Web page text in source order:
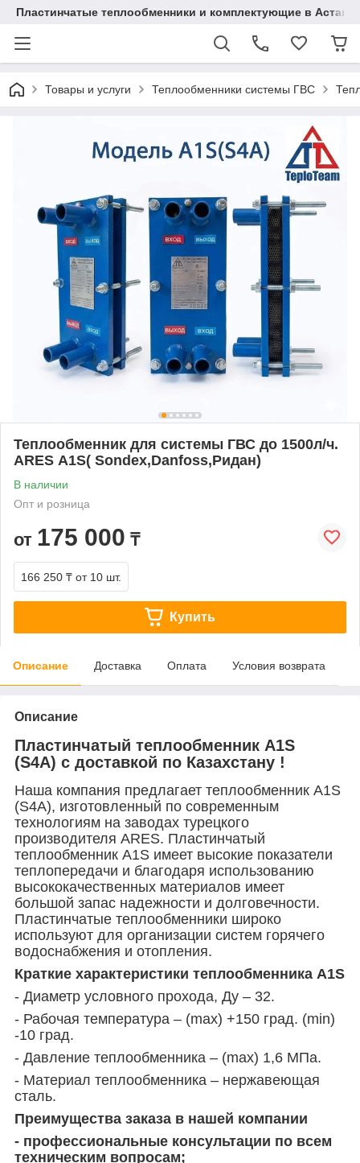
Пластинчатые теплообменники и комплектующие в Астане
Товары и услуги Теплообменники системы ГВС
Теплообменник для системы ГВС до 1500л/ч.
ARES А1S( Sondex,Danfoss,Ридан)
В наличии
Опт и розница
от 175 000 ₸
166 250 ₸ от 10 шт.
Купить
Описание Доставка Оплата Условия возврата
Описание
Пластинчатый теплообменник А1S
(S4А) с доставкой по Казахстану !
Наша компания предлагает теплообменник А1S
(S4A), изготовленный по современным
технологиям на заводах турецкого
производителя ARES. Пластинчатый
теплообменник А1S имеет высокие показатели
теплопередачи и благодаря использованию
высококачественных материалов имеет
большой запас надежности и долговечности.
Пластинчатые теплообменники широко
используют для организации систем горячего
водоснабжения и отопления.
Краткие характеристики теплообменника А1S
- Диаметр условного прохода, Ду – 32.
- Рабочая температура – (mах) +150 град. (min)
-10 град.
- Давление теплообменника – (mах) 1,6 МПа.
- Материал теплообменника – нержавеющая
сталь.
Преимущества заказа в нашей компании
- профессиональные консультации по всем
техническим вопросам;